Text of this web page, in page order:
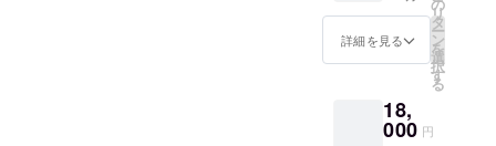
詳細を見る
リ
タ
ー
ン
を
選
択
す
る
18,
000 円